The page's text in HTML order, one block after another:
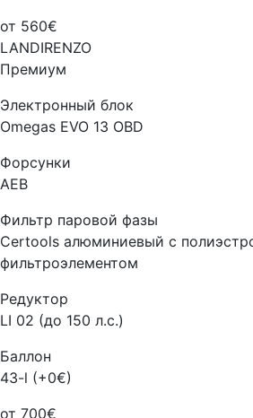
от 560€
LANDIRENZO
Премиум
Электронный блок
Omegas EVO 13 OBD
Форсунки
AEB
Фильтр паровой фазы
Certools алюминиевый с
фильтроэлементом
Редуктор
LI 02 (до 150 л.с.)
Баллон
43-l (+0€)
от 700€